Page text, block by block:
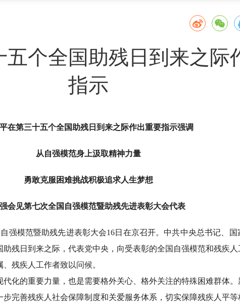
五个全国助残日到来之际
指示
在第三十五个全国助残日到来之际作出重要指示强调
从自强模范身上汲取精神力量
勇敢克服困难挑战积极追求人生梦想
会见第七次全国自强模范暨助残先进表彰大会代表
强模范暨助残先进表彰大会16日在京召开。中共中央总书记、国
残日到来之际，代表党中央，向受表彰的全国自强模范和残疾
残疾人工作者致以问候。
化的重要力量，也是需要格外关心、格外关注的特殊困难群体
完善残疾人社会保障制度和关爱服务体系，切实保障残疾人平